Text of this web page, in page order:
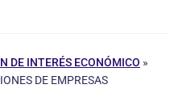
DE INTERÉS ECONÓMICO »
DE EMPRESAS